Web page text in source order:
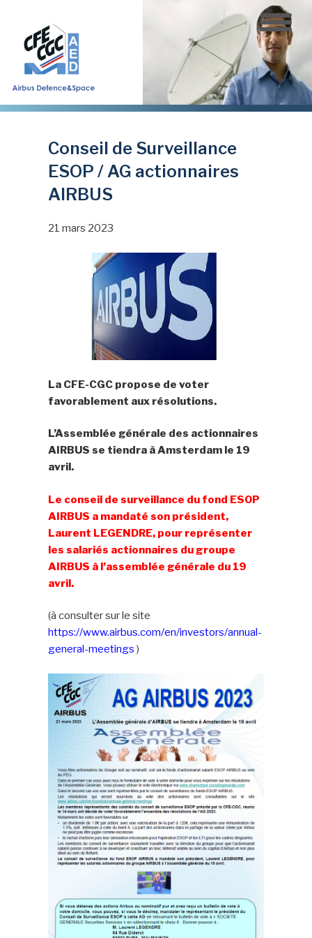
contenu
principal
Conseil de Surveillance
ESOP / AG actionnaires
AIRBUS
21 mars 2023
La CFE-CGC propose de voter
favorablement aux résolutions.
L’Assemblée générale des actionnaires
AIRBUS se tiendra à Amsterdam le 19
avril.
Le conseil de surveillance du fond ESOP
AIRBUS a mandaté son président,
Laurent LEGENDRE, pour représenter
les salariés actionnaires du groupe
AIRBUS à l’assemblée générale du 19
avril.
(à consulter sur le site
https://www.airbus.com/en/investors/annual-
general-meetings )